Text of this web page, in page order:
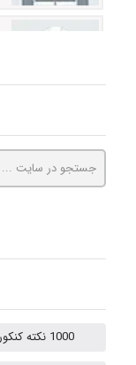
1000 نکته کنکوری + خلاصه جزوات ارشد بهداشت حرفه ای